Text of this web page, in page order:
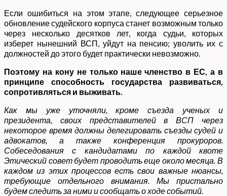
Если ошибиться на этом этапе, следующее серьезное
обновление судейского корпуса станет возможным только
через несколько десятков лет, когда судьи, которых
изберет нынешний ВСП, уйдут на пенсию; уволить их с
должностей до этого будет практически невозможно.
Поэтому на кону не только наше членство в ЕС, а в
принципе способность государства развиваться,
сопротивляться и выживать.
Как мы уже уточняли, кроме съезда ученых и
президента, своих представителей в ВСП через
некоторое время должны делегировать съезды судей и
адвокатов, а также конференция прокуроров.
Собеседования с кандидатами по каждой квоте
Этический совет будет проводить еще около месяца. В
каждом из этих процессов есть свои важные нюансы,
требующие отдельного внимания. Мы пристально
будем следить за ними и сообщать о ходе событий.